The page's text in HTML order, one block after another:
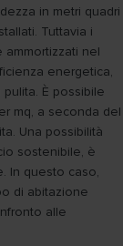
in metri quadri
Tuttavia i
nel
energetica,
È possibile
mq, a seconda del
Una possibilità
sostenibile, è
In questo caso,
di abitazione
alle